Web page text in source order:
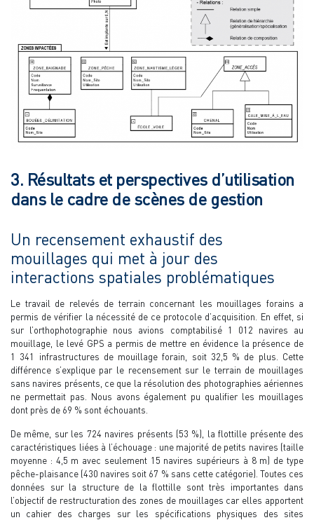
3. Résultats et perspectives d’utilisation
dans le cadre de scènes de gestion
Un recensement exhaustif des
mouillages qui met à jour des
interactions spatiales problématiques
Le travail de relevés de terrain concernant les mouillages forains a
permis de vérifier la nécessité de ce protocole d’acquisition. En effet, si
sur l’orthophotographie nous avions comptabilisé 1 012 navires au
mouillage, le levé GPS a permis de mettre en évidence la présence de
1 341 infrastructures de mouillage forain, soit 32,5 % de plus. Cette
différence s’explique par le recensement sur le terrain de mouillages
sans navires présents, ce que la résolution des photographies aériennes
ne permettait pas. Nous avons également pu qualifier les mouillages
dont près de 69 % sont échouants.
De même, sur les 724 navires présents (53 %), la flottille présente des
caractéristiques liées à l’échouage : une majorité de petits navires (taille
moyenne : 4,5 m avec seulement 15 navires supérieurs à 8 m) de type
pêche-plaisance (430 navires soit 67 % sans cette catégorie). Toutes ces
données sur la structure de la flottille sont très importantes dans
l’objectif de restructuration des zones de mouillages car elles apportent
un cahier des charges sur les spécifications physiques des sites